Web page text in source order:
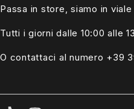
Passa in store, siamo in
Tutti i giorni dalle 10:00 alle
O contattaci al numero +39